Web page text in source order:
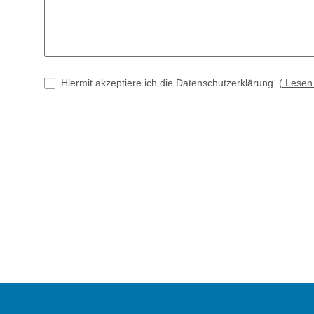
Hiermit akzeptiere ich die Datenschutzerklärung. (